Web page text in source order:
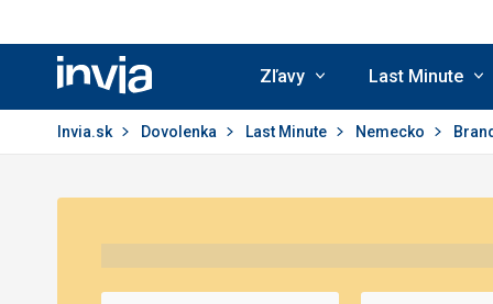
Invia.sk
Zľavy Last Minute
Invia.sk Dovolenka Last Minute Nemecko